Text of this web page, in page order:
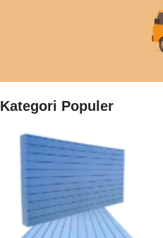
Temukan solusi kebocoran
Gratis Ongkir
Belanja5 JUTA
kirim sejabotabek
Kategori Populer